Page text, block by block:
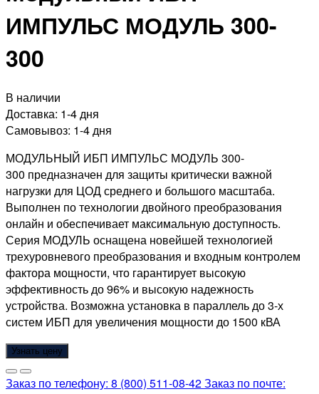
ИМПУЛЬС МОДУЛЬ 300-
300
В наличии
Доставка: 1-4 дня
Самовывоз: 1-4 дня
МОДУЛЬНЫЙ ИБП ИМПУЛЬС МОДУЛЬ 300-
300 предназначен для защиты критически важной
нагрузки для ЦОД среднего и большого масштаба.
Выполнен по технологии двойного преобразования
онлайн и обеспечивает максимальную доступность.
Серия МОДУЛЬ оснащена новейшей технологией
трехуровневого преобразования и входным контролем
фактора мощности, что гарантирует высокую
эффективность до 96% и высокую надежность
устройства. Возможна установка в параллель до 3-х
систем ИБП для увеличения мощности до 1500 кВА
Узнать цену
Заказ по телефону: 8 (800) 511-08-42Заказ по почте: